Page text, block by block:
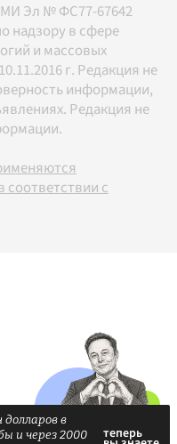
Эл № ФС77-67642
надзору в сфере
и массовых
г. Редакция не
информации,
Редакция не
соответствии с
в
и через 2000